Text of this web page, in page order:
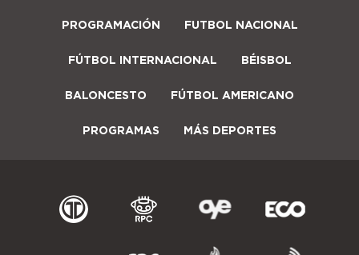
PROGRAMACIÓN FUTBOL NACIONAL
FÚTBOL INTERNACIONAL BÉISBOL
BALONCESTO FÚTBOL AMERICANO
PROGRAMAS MÁS DEPORTES